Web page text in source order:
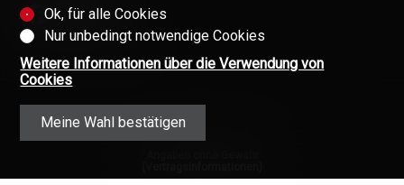
Ok, für alle Cookies
Nur unbedingt notwendige Cookies
Weitere Informationen über die Verwendung von
Cookies
Meine Wahl bestätigen